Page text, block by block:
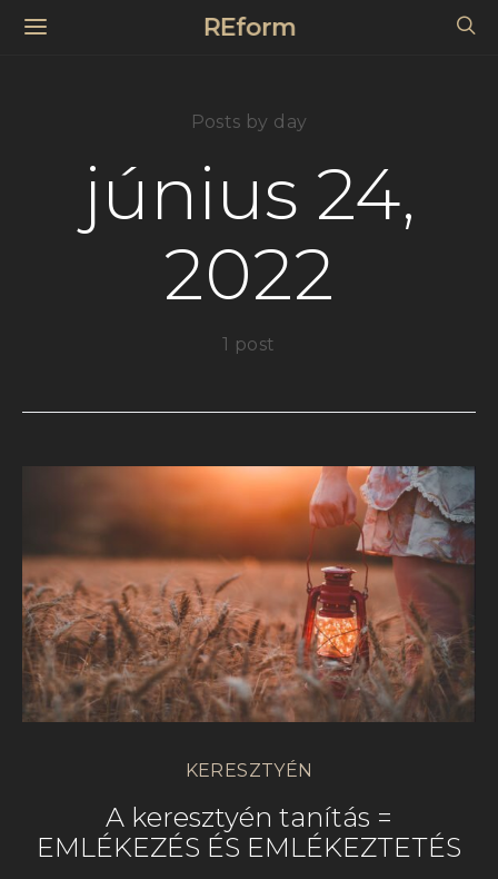
REform
Posts by day
június 24,
2022
1 post
KERESZTYÉN
A keresztyén tanítás =
EMLÉKEZÉS ÉS EMLÉKEZTETÉS